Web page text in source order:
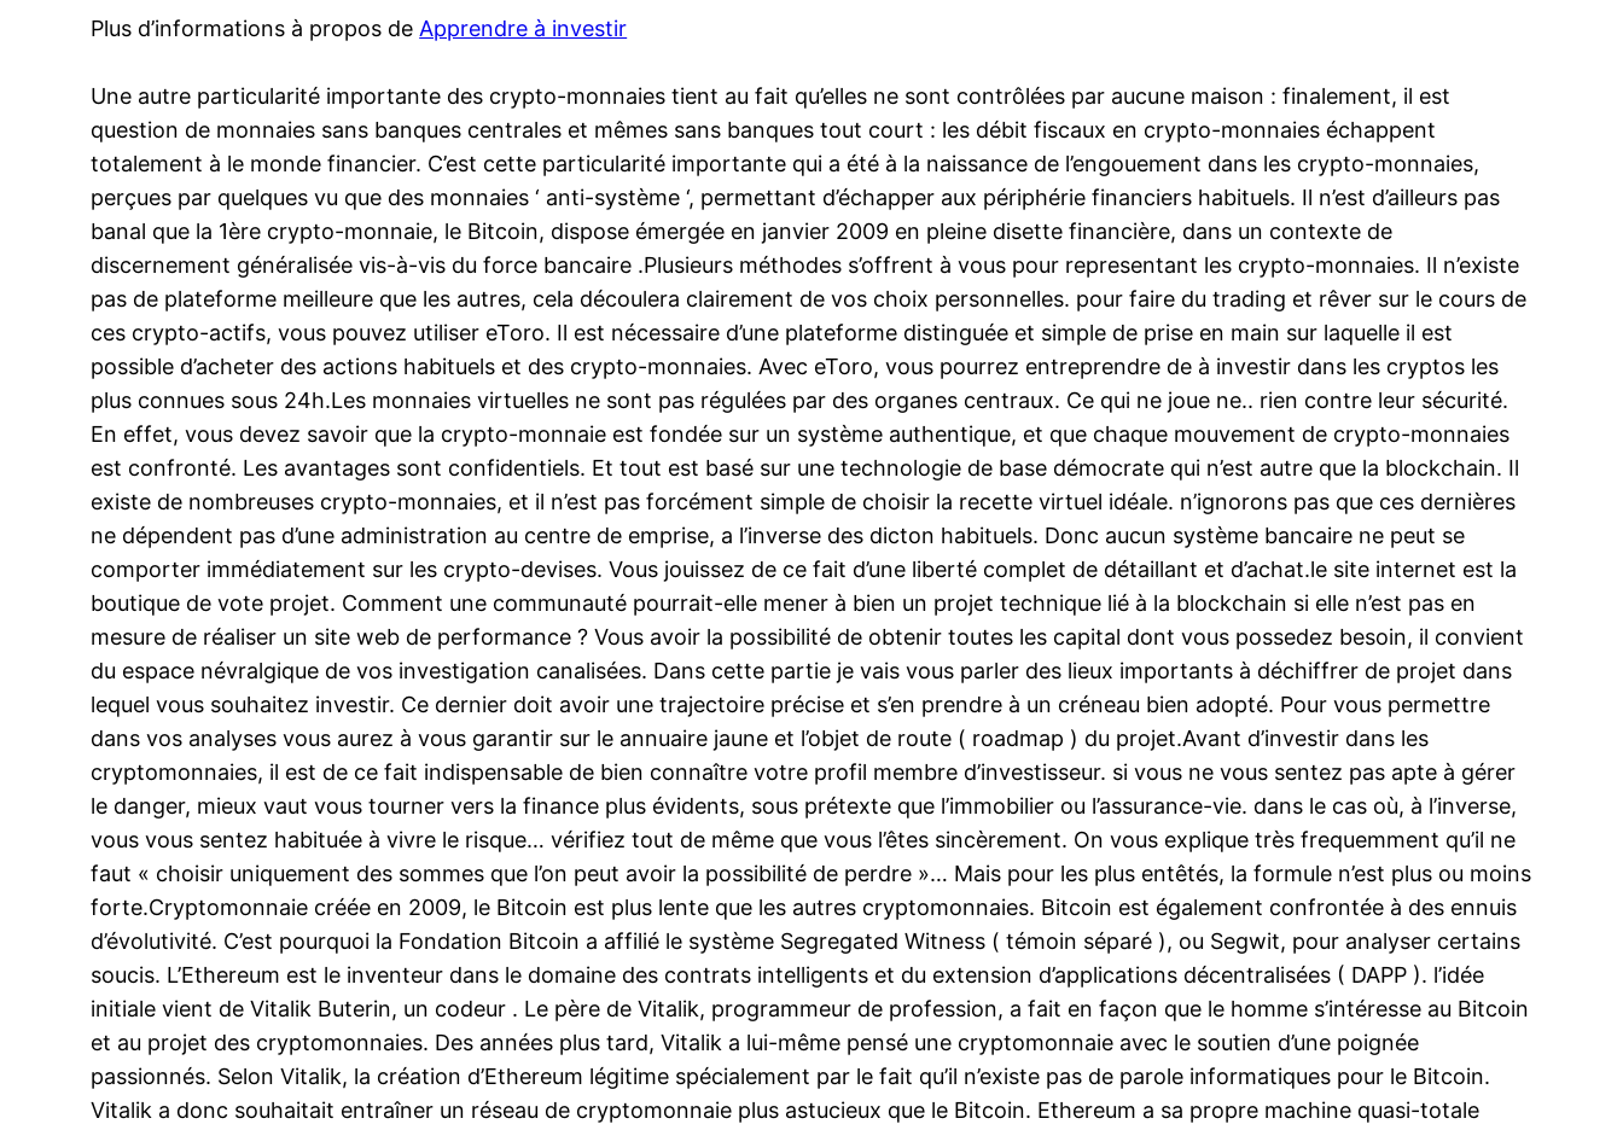
Plus d’informations à propos de Apprendre à investir
Une autre particularité importante des crypto-monnaies tient au fait qu’elles ne sont contrôlées par aucune maison : finalement, il est
question de monnaies sans banques centrales et mêmes sans banques tout court : les débit fiscaux en crypto-monnaies échappent
totalement à le monde financier. C’est cette particularité importante qui a été à la naissance de l’engouement dans les crypto-monnaies,
perçues par quelques vu que des monnaies ‘ anti-système ‘, permettant d’échapper aux périphérie financiers habituels. Il n’est d’ailleurs pas
banal que la 1ère crypto-monnaie, le Bitcoin, dispose émergée en janvier 2009 en pleine disette financière, dans un contexte de
discernement généralisée vis-à-vis du force bancaire .Plusieurs méthodes s’offrent à vous pour representant les crypto-monnaies. Il n’existe
pas de plateforme meilleure que les autres, cela découlera clairement de vos choix personnelles. pour faire du trading et rêver sur le cours de
ces crypto-actifs, vous pouvez utiliser eToro. Il est nécessaire d’une plateforme distinguée et simple de prise en main sur laquelle il est
possible d’acheter des actions habituels et des crypto-monnaies. Avec eToro, vous pourrez entreprendre de à investir dans les cryptos les
plus connues sous 24h.Les monnaies virtuelles ne sont pas régulées par des organes centraux. Ce qui ne joue ne.. rien contre leur sécurité.
En effet, vous devez savoir que la crypto-monnaie est fondée sur un système authentique, et que chaque mouvement de crypto-monnaies
est confronté. Les avantages sont confidentiels. Et tout est basé sur une technologie de base démocrate qui n’est autre que la blockchain. Il
existe de nombreuses crypto-monnaies, et il n’est pas forcément simple de choisir la recette virtuel idéale. n’ignorons pas que ces dernières
ne dépendent pas d’une administration au centre de emprise, a l’inverse des dicton habituels. Donc aucun système bancaire ne peut se
comporter immédiatement sur les crypto-devises. Vous jouissez de ce fait d’une liberté complet de détaillant et d’achat.le site internet est la
boutique de vote projet. Comment une communauté pourrait-elle mener à bien un projet technique lié à la blockchain si elle n’est pas en
mesure de réaliser un site web de performance ? Vous avoir la possibilité de obtenir toutes les capital dont vous possedez besoin, il convient
du espace névralgique de vos investigation canalisées. Dans cette partie je vais vous parler des lieux importants à déchiffrer de projet dans
lequel vous souhaitez investir. Ce dernier doit avoir une trajectoire précise et s’en prendre à un créneau bien adopté. Pour vous permettre
dans vos analyses vous aurez à vous garantir sur le annuaire jaune et l’objet de route ( roadmap ) du projet.Avant d’investir dans les
cryptomonnaies, il est de ce fait indispensable de bien connaître votre profil membre d’investisseur. si vous ne vous sentez pas apte à gérer
le danger, mieux vaut vous tourner vers la finance plus évidents, sous prétexte que l’immobilier ou l’assurance-vie. dans le cas où, à l’inverse,
vous vous sentez habituée à vivre le risque… vérifiez tout de même que vous l’êtes sincèrement. On vous explique très frequemment qu’il ne
faut « choisir uniquement des sommes que l’on peut avoir la possibilité de perdre »… Mais pour les plus entêtés, la formule n’est plus ou moins
forte.Cryptomonnaie créée en 2009, le Bitcoin est plus lente que les autres cryptomonnaies. Bitcoin est également confrontée à des ennuis
d’évolutivité. C’est pourquoi la Fondation Bitcoin a affilié le système Segregated Witness ( témoin séparé ), ou Segwit, pour analyser certains
soucis. L’Ethereum est le inventeur dans le domaine des contrats intelligents et du extension d’applications décentralisées ( DAPP ). l’idée
initiale vient de Vitalik Buterin, un codeur . Le père de Vitalik, programmeur de profession, a fait en façon que le homme s’intéresse au Bitcoin
et au projet des cryptomonnaies. Des années plus tard, Vitalik a lui-même pensé une cryptomonnaie avec le soutien d’une poignée
passionnés. Selon Vitalik, la création d’Ethereum légitime spécialement par le fait qu’il n’existe pas de parole informatiques pour le Bitcoin.
Vitalik a donc souhaitait entraîner un réseau de cryptomonnaie plus astucieux que le Bitcoin. Ethereum a sa propre machine quasi-totale